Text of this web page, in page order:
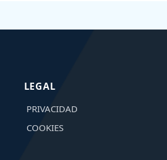
LEGAL
PRIVACIDAD
COOKIES